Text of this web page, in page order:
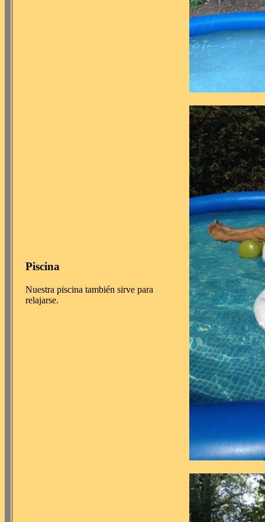
Piscina
Nuestra piscina también sirve para
relajarse.